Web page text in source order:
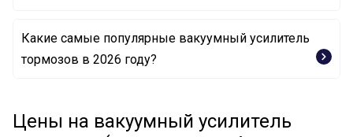
Усилитель тормозного привода 66120036401 vika
Усилитель тормозного привода 0 204 125 856 BOSCH
Какие самые популярные вакуумный усилитель
тормозов в 2026 году?
Цены на вакуумный усилитель